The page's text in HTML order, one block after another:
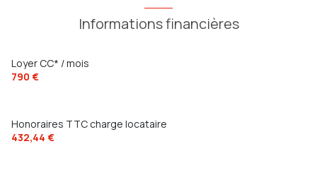
Informations financières
Loyer CC* / mois
790 €
Honoraires TTC charge locataire
432,44 €